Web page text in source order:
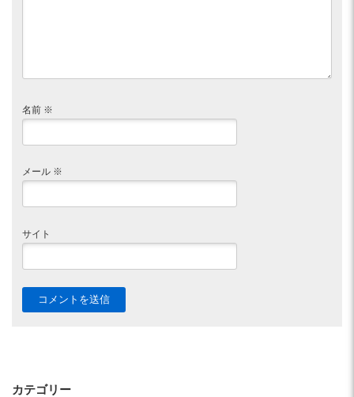
名前 ※
メール ※
サイト
カテゴリー